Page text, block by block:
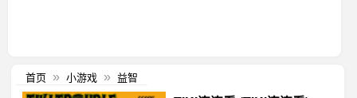
首页 » 小游戏 » 益智